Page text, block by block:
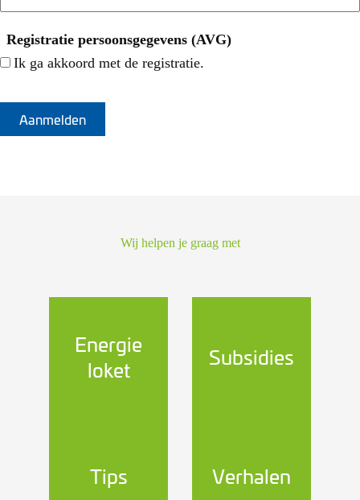
(Vereist)
Registratie persoonsgegevens (AVG)
Ik ga akkoord met de registratie.
Wij helpen je graag met
Energie
loket
Subsidies
Tips Verhalen